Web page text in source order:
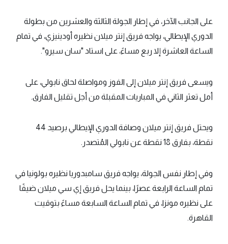
على الجانب الآخر، في إطار الجولة الثالثة والعشرين من بطولة
الدوري الإيطالي، يواجه فريق إنتر ميلان نظيره أودينيزي، في تمام
الساعة العاشرة إلا ربع مساءً، على استاد "سان سيرو".
ويسعى فريق إنتر ميلان إلى الفوز ومواصلة لحاق نابولي، على
أمل تعثر الثاني في المباريات المقبلة من أجل تقليل الفارق.
ويحتل فريق إنتر ميلان وصافة الدوري الإيطالي برصيد 44
نقطة، بفارق 18 نقطة عن نابولي المُتصدر.
وفي إطار نفس الجولة، يواجه فريق سامبدوريا نظيره بولونيا في
تمام الساعة الرابعة عصرًا، بينما يحل فريق إي سي ميلان ضيفًا
على نظيره مونزا، في تمام الساعة السابعة مساءً بتوقيت
القاهرة.